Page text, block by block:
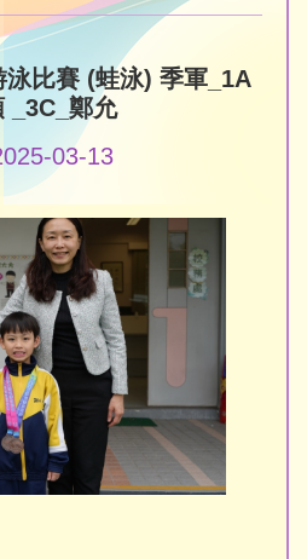
泳比賽 (蛙泳) 季軍_1A
_3C_鄭允
03-13